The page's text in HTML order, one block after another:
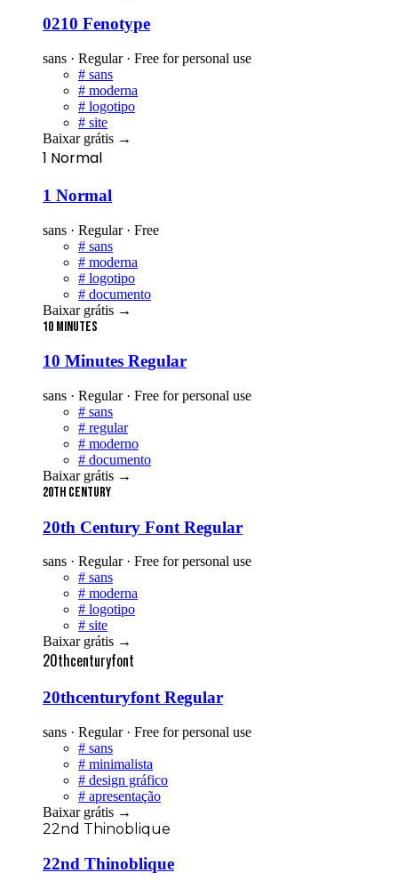
0210 Fenotype
sans · Regular · Free for personal use
# sans
# moderna
# logotipo
# site
Baixar grátis →
1 Normal
1 Normal
sans · Regular · Free
# sans
# moderna
# logotipo
# documento
Baixar grátis →
10 Minutes
10 Minutes Regular
sans · Regular · Free for personal use
# sans
# regular
# moderno
# documento
Baixar grátis →
20th Century
20th Century Font Regular
sans · Regular · Free for personal use
# sans
# moderna
# logotipo
# site
Baixar grátis →
20thcenturyfont
20thcenturyfont Regular
sans · Regular · Free for personal use
# sans
# minimalista
# design gráfico
# apresentação
Baixar grátis →
22nd Thinoblique
22nd Thinoblique